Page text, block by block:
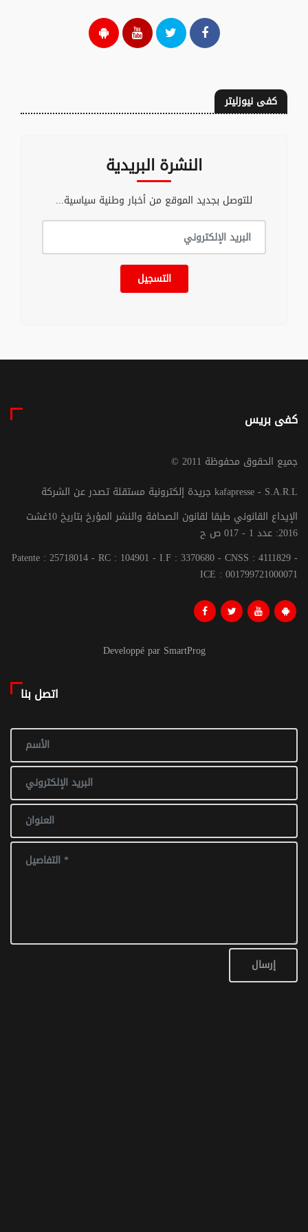
كفى نيوزليتر
النشرة البريدية
للتوصل بجديد الموقع من أخبار وطنية سياسية...
التسجيل
كفى بريس
© جميع الحقوق محفوظة 2011
جريدة إلكترونية مستقلة تصدر عن الشركة kafapresse - S.A.R.L
الإيداع القانوني طبقا لقانون الصحافة والنشر المؤرخ بتاريخ 10غشت
2016: عدد 1 - 017 ص ح
Patente : 25718014 - RC : 104901 - I.F : 3370680 - CNSS : 4111829 -
ICE : 001799721000071
Developpé par SmartProg
اتصل بنا